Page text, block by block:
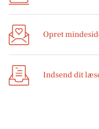
Opret
Indsend dit